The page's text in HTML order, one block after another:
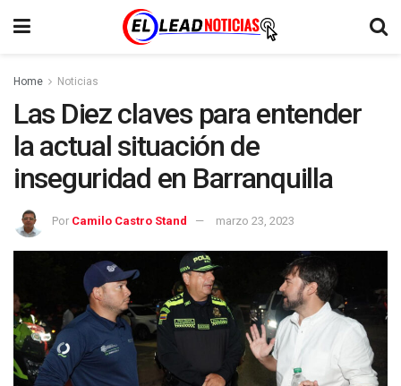
Home Noticias
Las Diez claves para entender
la actual situación de
inseguridad en Barranquilla
Por Camilo Castro Stand marzo 23, 2023